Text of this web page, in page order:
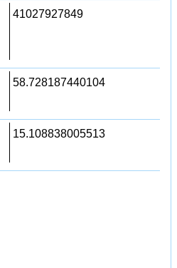
41027927849
58.728187440104
15.108838005513